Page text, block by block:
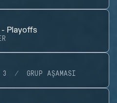
Playoffs
3 GRUP AŞAMASI